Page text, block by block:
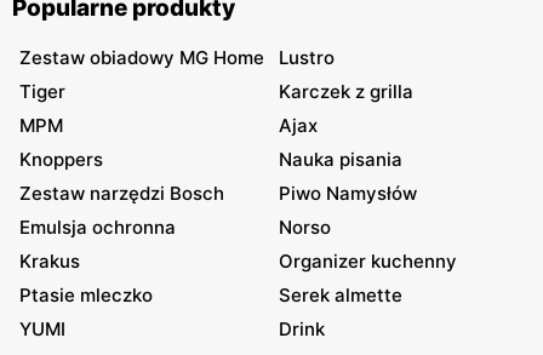
Popularne produkty
Zestaw obiadowy MG Home
Lustro
Tiger
Karczek z grilla
MPM
Ajax
Knoppers
Nauka pisania
Zestaw narzędzi Bosch
Piwo Namysłów
Emulsja ochronna
Norso
Krakus
Organizer kuchenny
Ptasie mleczko
Serek almette
YUMI
Drink